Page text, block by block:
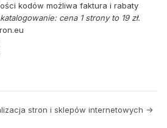
kodów możliwa faktura i rabaty
cena 1 strony to 19 zł.
stron i sklepów internetowych ->